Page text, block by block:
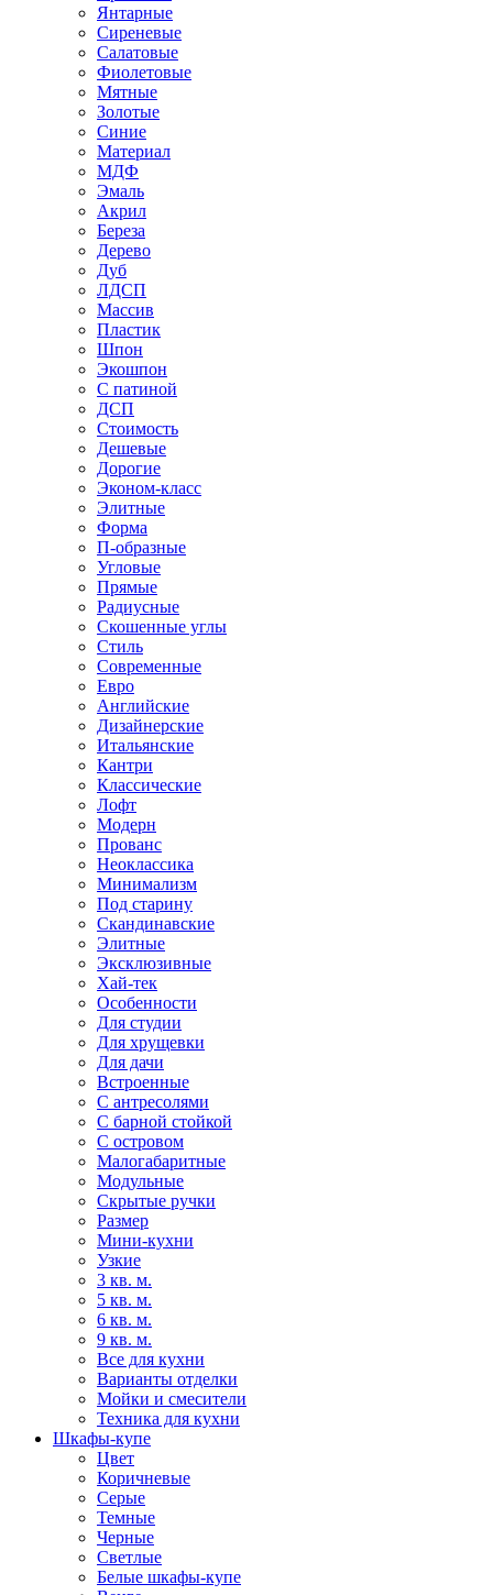
Янтарные
Сиреневые
Салатовые
Фиолетовые
Мятные
Золотые
Синие
Материал
МДФ
Эмаль
Акрил
Береза
Дерево
Дуб
ЛДСП
Массив
Пластик
Шпон
Экошпон
С патиной
ДСП
Стоимость
Дешевые
Дорогие
Эконом-класс
Элитные
Форма
П-образные
Угловые
Прямые
Радиусные
Скошенные углы
Стиль
Современные
Евро
Английские
Дизайнерские
Итальянские
Кантри
Классические
Лофт
Модерн
Прованс
Неоклассика
Минимализм
Под старину
Скандинавские
Элитные
Эксклюзивные
Хай-тек
Особенности
Для студии
Для хрущевки
Для дачи
Встроенные
С антресолями
С барной стойкой
С островом
Малогабаритные
Модульные
Скрытые ручки
Размер
Мини-кухни
Узкие
3 кв. м.
5 кв. м.
6 кв. м.
9 кв. м.
Все для кухни
Варианты отделки
Мойки и смесители
Техника для кухни
Шкафы-купе
Цвет
Коричневые
Серые
Темные
Черные
Светлые
Белые шкафы-купе